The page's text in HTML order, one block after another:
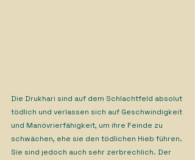
Die Drukhari sind auf dem Schlachtfeld absolut
tödlich und verlassen sich auf Geschwindigkeit
und Manövrierfähigkeit, um ihre Feinde zu
schwächen, ehe sie den tödlichen Hieb führen.
Sie sind jedoch auch sehr zerbrechlich. Der